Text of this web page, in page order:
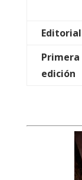
Editorial
Primera
edición